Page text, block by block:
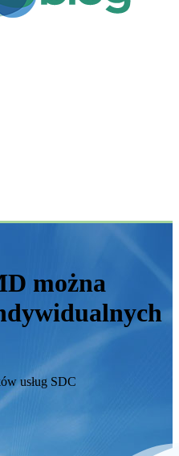
można
usług SDC